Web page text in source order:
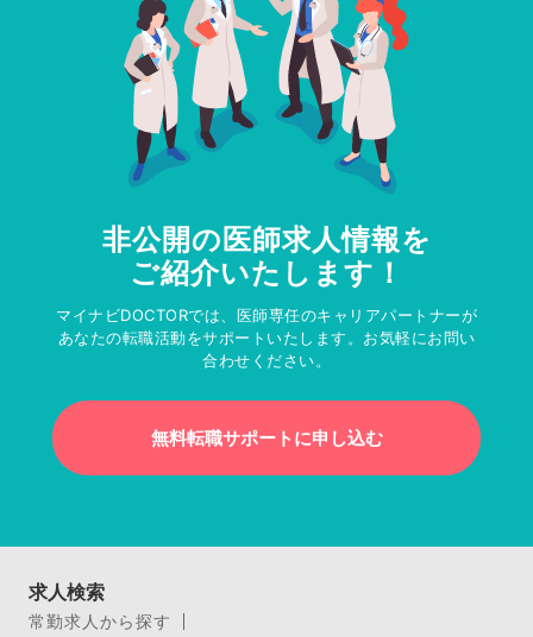
非公開の医師求人情報を
ご紹介いたします！
マイナビDOCTORでは、医師専任のキャリアパートナーが
あなたの転職活動をサポートいたします。お気軽にお問い
合わせください。
無料転職サポートに申し込む
求人検索
常勤求人から探す